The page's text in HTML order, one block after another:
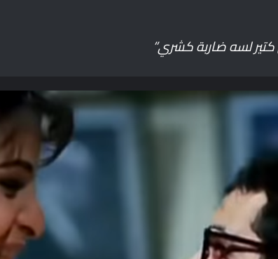
كتيرلسه ضاربة كشري”